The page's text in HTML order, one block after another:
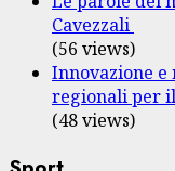
Cavezzali
(56 views)
Innovazione e
regionali per
(48 views)